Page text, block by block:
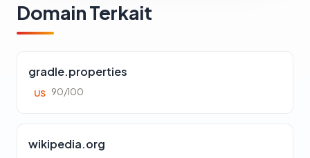
Domain Terkait
gradle.properties
US 90/100
wikipedia.org